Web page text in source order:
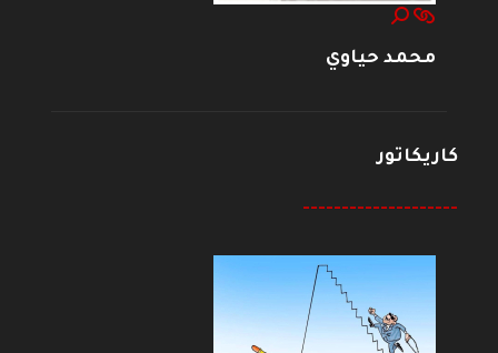
محمد حياوي
كاريكاتور
--------------------